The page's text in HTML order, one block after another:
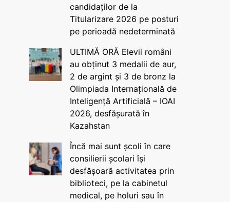
candidaților de la
Titularizare 2026 pe posturi
pe perioadă nedeterminată
ULTIMĂ ORĂ Elevii români
au obținut 3 medalii de aur,
2 de argint și 3 de bronz la
Olimpiada Internațională de
Inteligență Artificială – IOAI
2026, desfășurată în
Kazahstan
Încă mai sunt școli în care
consilierii școlari își
desfășoară activitatea prin
biblioteci, pe la cabinetul
medical, pe holuri sau în